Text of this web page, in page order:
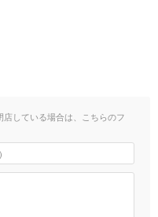
している場合は、こちらのフ